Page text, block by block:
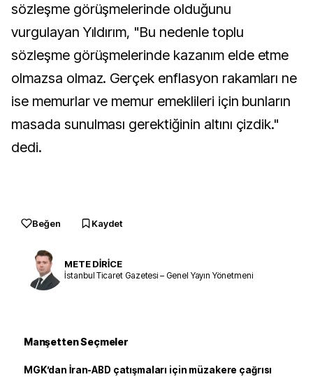
sözleşme görüşmelerinde olduğunu
vurgulayan Yıldırım, "Bu nedenle toplu
sözleşme görüşmelerinde kazanım elde etme
olmazsa olmaz. Gerçek enflasyon rakamları ne
ise memurlar ve memur emeklileri için bunların
masada sunulması gerektiğinin altını çizdik."
dedi.
Beğen Kaydet
METE DİRİCE
İstanbul Ticaret Gazetesi – Genel Yayın Yönetmeni
Manşetten Seçmeler
MGK’dan İran-ABD çatışmaları için müzakere çağrısı